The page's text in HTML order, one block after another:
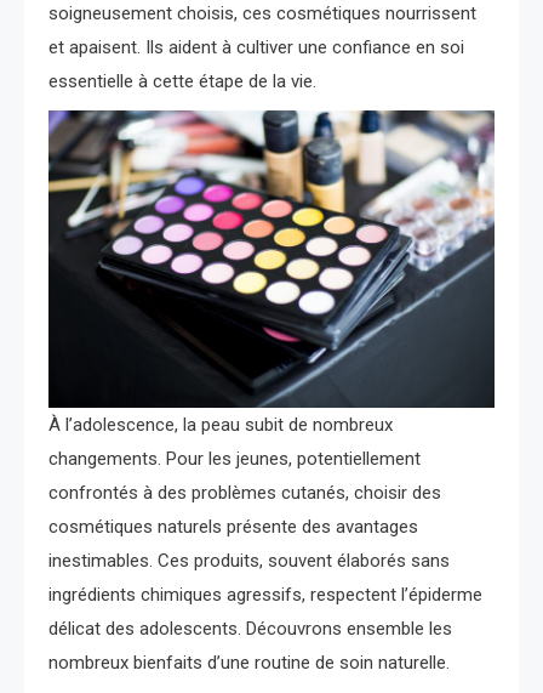
soigneusement choisis, ces cosmétiques nourrissent
et apaisent. Ils aident à cultiver une confiance en soi
essentielle à cette étape de la vie.
À l’adolescence, la peau subit de nombreux
changements. Pour les jeunes, potentiellement
confrontés à des problèmes cutanés, choisir des
cosmétiques naturels présente des avantages
inestimables. Ces produits, souvent élaborés sans
ingrédients chimiques agressifs, respectent l’épiderme
délicat des adolescents. Découvrons ensemble les
nombreux bienfaits d’une routine de soin naturelle.